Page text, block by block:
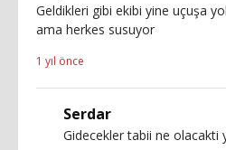
Geldikleri gibi ekibi yine uçuşa
ama herkes susuyor
1 yıl önce
Serdar
Gidecekler tabii ne olacakti